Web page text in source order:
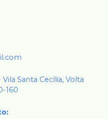
Vila Santa Cecília, Volta
160
: